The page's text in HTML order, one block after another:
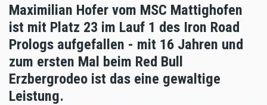
Maximilian Hofer vom MSC Mattighofen
ist mit Platz 23 im Lauf 1 des Iron Road
Prologs aufgefallen - mit 16 Jahren und
zum ersten Mal beim Red Bull
Erzbergrodeo ist das eine gewaltige
Leistung.